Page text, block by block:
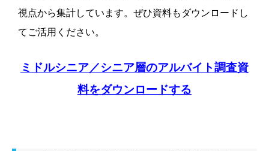
視点から集計しています。 ぜひ資料もダウンロードし
てご活用ください。
ミドルシニア／シニア層のアルバイト調査資
料をダウンロードする